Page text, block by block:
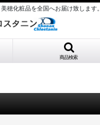
穂化粧品を全国へお届け致します。
商品検索